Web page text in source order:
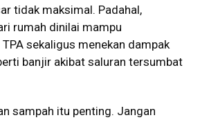
tidak maksimal. Padahal,
rumah dinilai mampu
sekaligus menekan dampak
banjir akibat saluran tersumbat
sampah itu penting. Jangan